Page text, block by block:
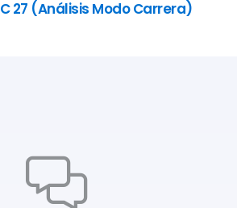
27 (Análisis Modo Carrera)